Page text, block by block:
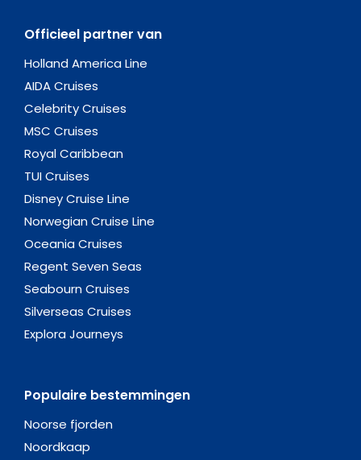
Officieel partner van
Holland America Line
AIDA Cruises
Celebrity Cruises
MSC Cruises
Royal Caribbean
TUI Cruises
Disney Cruise Line
Norwegian Cruise Line
Oceania Cruises
Regent Seven Seas
Seabourn Cruises
Silverseas Cruises
Explora Journeys
Populaire bestemmingen
Noorse fjorden
Noordkaap